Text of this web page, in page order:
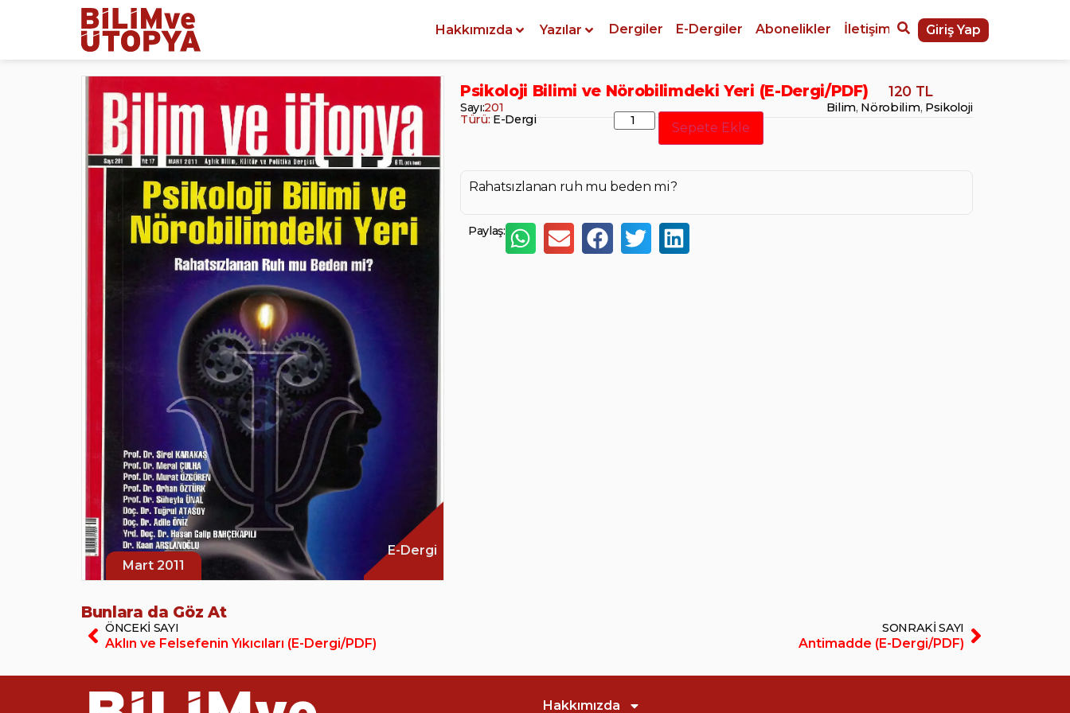
Hakkımızda Yazılar Dergiler E-Dergiler Abonelikler İletişim Giriş Yap
Mart 2011
E-Dergi
Psikoloji Bilimi ve Nörobilimdeki Yeri (E-Dergi/PDF) 120 TL
Sayı:201 Bilim, Nörobilim, Psikoloji
Türü: E-Dergi
Sepete Ekle
Rahatsızlanan ruh mu beden mi?
Paylaş:
Bunlara da Göz At
ÖNCEKI SAYI
Aklın ve Felsefenin Yıkıcıları (E-Dergi/PDF)
SONRAKI SAYI
Antimadde (E-Dergi/PDF)
Hakkımızda